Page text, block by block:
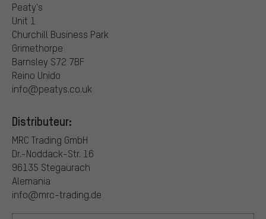
Peaty's
Unit 1
Churchill Business Park
Grimethorpe
Barnsley S72 7BF
Reino Unido
info@peatys.co.uk
Distributeur:
MRC Trading GmbH
Dr.-Noddack-Str. 16
96135 Stegaurach
Alemania
info@mrc-trading.de